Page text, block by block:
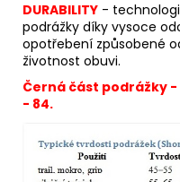
DURABILITY -
podrážky díky vysoce
opotřebení způsobené
životnost obuvi.
Černá část podrážky
- 84.